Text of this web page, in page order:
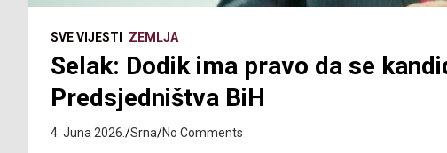
SVE VIJESTI ZEMLJA
Selak: Dodik ima pravo da se
Predsjedništva BiH
4. Juna 2026. Srna No Comments